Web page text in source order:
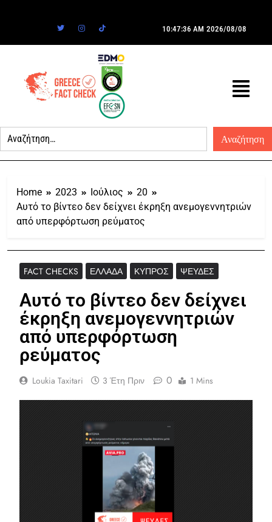
10:47:36 AM 2026/08/08
Home 2023 Ιούλιος
20
Αυτό το βίντεο δεν δείχνει έκρηξη ανεμογεννητριών
από υπερφόρτωση ρεύματος
FACT CHECKS ΕΛΛΆΔΑ ΚΎΠΡΟΣ ΨΕΥΔΈΣ
Αυτό το βίντεο δεν δείχνει
έκρηξη ανεμογεννητριών
από υπερφόρτωση
ρεύματος
Loukia Taxitari 3 Έτη Πριν 0 1 Mins